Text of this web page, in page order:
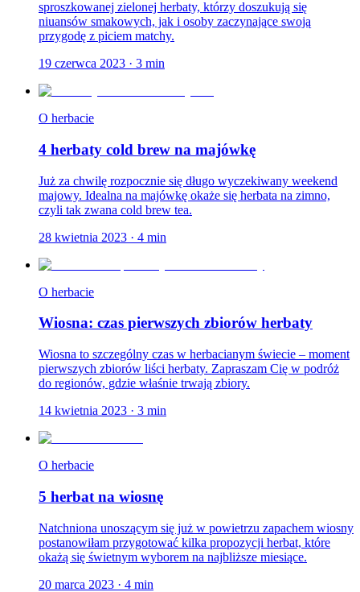
sproszkowanej zielonej herbaty, którzy doszukują się
niuansów smakowych, jak i osoby zaczynające swoją
przygodę z piciem matchy.
19 czerwca 2023 · 3 min
O herbacie
4 herbaty cold brew na majówkę
Już za chwilę rozpocznie się długo wyczekiwany weekend
majowy. Idealna na majówkę okaże się herbata na zimno,
czyli tak zwana cold brew tea.
28 kwietnia 2023 · 4 min
O herbacie
Wiosna: czas pierwszych zbiorów herbaty
Wiosna to szczególny czas w herbacianym świecie – moment
pierwszych zbiorów liści herbaty. Zapraszam Cię w podróż
do regionów, gdzie właśnie trwają zbiory.
14 kwietnia 2023 · 3 min
O herbacie
5 herbat na wiosnę
Natchniona unoszącym się już w powietrzu zapachem wiosny
postanowiłam przygotować kilka propozycji herbat, które
okażą się świetnym wyborem na najbliższe miesiące.
20 marca 2023 · 4 min